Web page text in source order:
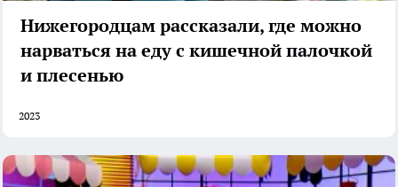
Нижегородцам рассказали, где можно
нарваться на еду с кишечной палочкой
и плесенью
2023